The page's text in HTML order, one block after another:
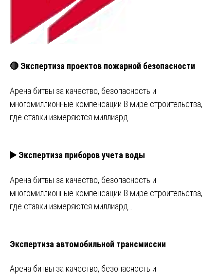
🔴 Экспертиза проектов пожарной безопасности
Арена битвы за качество, безопасность и
многомиллионные компенсации В мире строительства,
где ставки измеряются миллиард…
▶️ Экспертиза приборов учета воды
Арена битвы за качество, безопасность и
многомиллионные компенсации В мире строительства,
где ставки измеряются миллиард…
Экспертиза автомобильной трансмиссии
Арена битвы за качество, безопасность и